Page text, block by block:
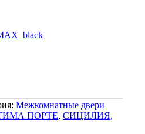
Межкомнатные двери
ПОРТЕ, СИЦИЛИЯ,